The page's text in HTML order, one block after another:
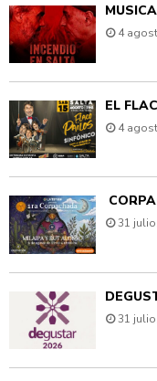
4
EL
4
31
31